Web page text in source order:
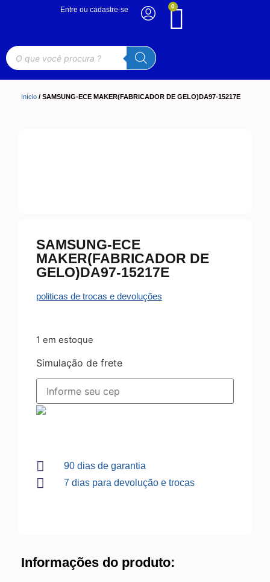
0
Entre ou cadastre-se
Início / SAMSUNG-ECE MAKER(FABRICADOR DE GELO)DA97-15217E
SAMSUNG-ECE
MAKER(FABRICADOR DE
GELO)DA97-15217E
politicas de trocas e devoluções
1 em estoque
Simulação de frete
90 dias de garantia
7 dias para devolução e trocas
Informações do produto: